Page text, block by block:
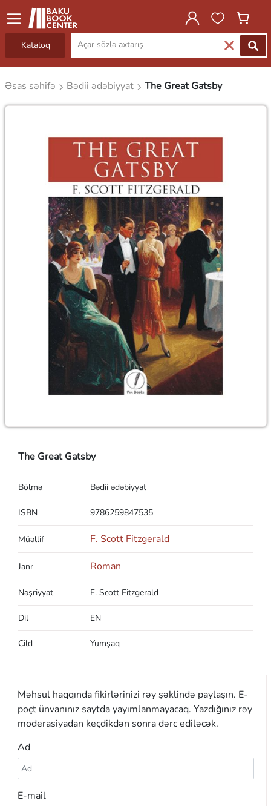
Kataloq
Əsas səhifə Bədii ədəbiyyat The Great Gatsby
The Great Gatsby
Bölmə Bədii ədəbiyyat
ISBN 9786259847535
Müəllif F. Scott Fitzgerald
Janr Roman
Nəşriyyat F. Scott Fitzgerald
Dil EN
Cild Yumşaq
Məhsul haqqında fikirlərinizi rəy şəklində paylaşın. E-
poçt ünvanınız saytda yayımlanmayacaq. Yazdığınız rəy
moderasiyadan keçdikdən sonra dərc ediləcək.
Ad
E-mail